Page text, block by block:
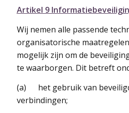
Artikel 9
Wij nemen alle passende
organisatorische
mogelijk zijn om de
te waarborgen. Dit betreft
(a) het gebruik van
verbindingen;